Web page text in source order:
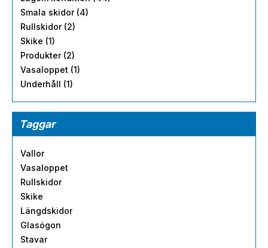
Smala skidor (4)
Rullskidor (2)
Skike (1)
Produkter (2)
Vasaloppet (1)
Underhåll (1)
Taggar
Vallor
Vasaloppet
Rullskidor
Skike
Längdskidor
Glasögon
Stavar